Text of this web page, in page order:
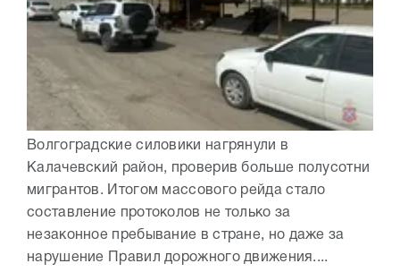
Волгоградские силовики нагрянули в
Калачевский район, проверив больше полусотни
мигрантов. Итогом массового рейда стало
составление протоколов не только за
незаконное пребывание в стране, но даже за
нарушение Правил дорожного движения....